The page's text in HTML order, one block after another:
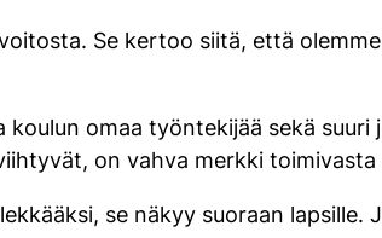
Se kertoo siitä, että
omaa työntekijää sekä
on vahva merkki toimivasta
se näkyy suoraan lapsille.